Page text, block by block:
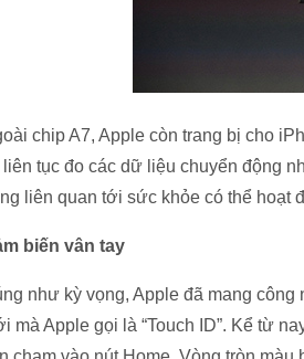
chip A7, Apple còn trang bị cho
liên tục đo các dữ liệu chuyển động
liên quan tới sức khỏe có thể hoạt
biến vân tay
như kỳ vọng, Apple đã mang công
mà Apple gọi là “Touch ID”. Kể từ